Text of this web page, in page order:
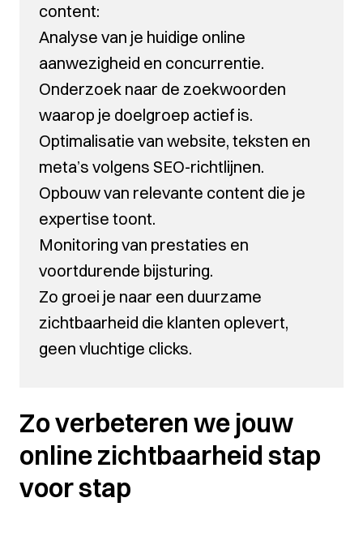
content:
Analyse van je huidige online
aanwezigheid en concurrentie.
Onderzoek naar de zoekwoorden
waarop je doelgroep actief is.
Optimalisatie van website, teksten en
meta’s volgens SEO-richtlijnen.
Opbouw van relevante content die je
expertise toont.
Monitoring van prestaties en
voortdurende bijsturing.
Zo groei je naar een duurzame
zichtbaarheid die klanten oplevert,
geen vluchtige clicks.
Zo verbeteren we jouw
online zichtbaarheid stap
voor stap